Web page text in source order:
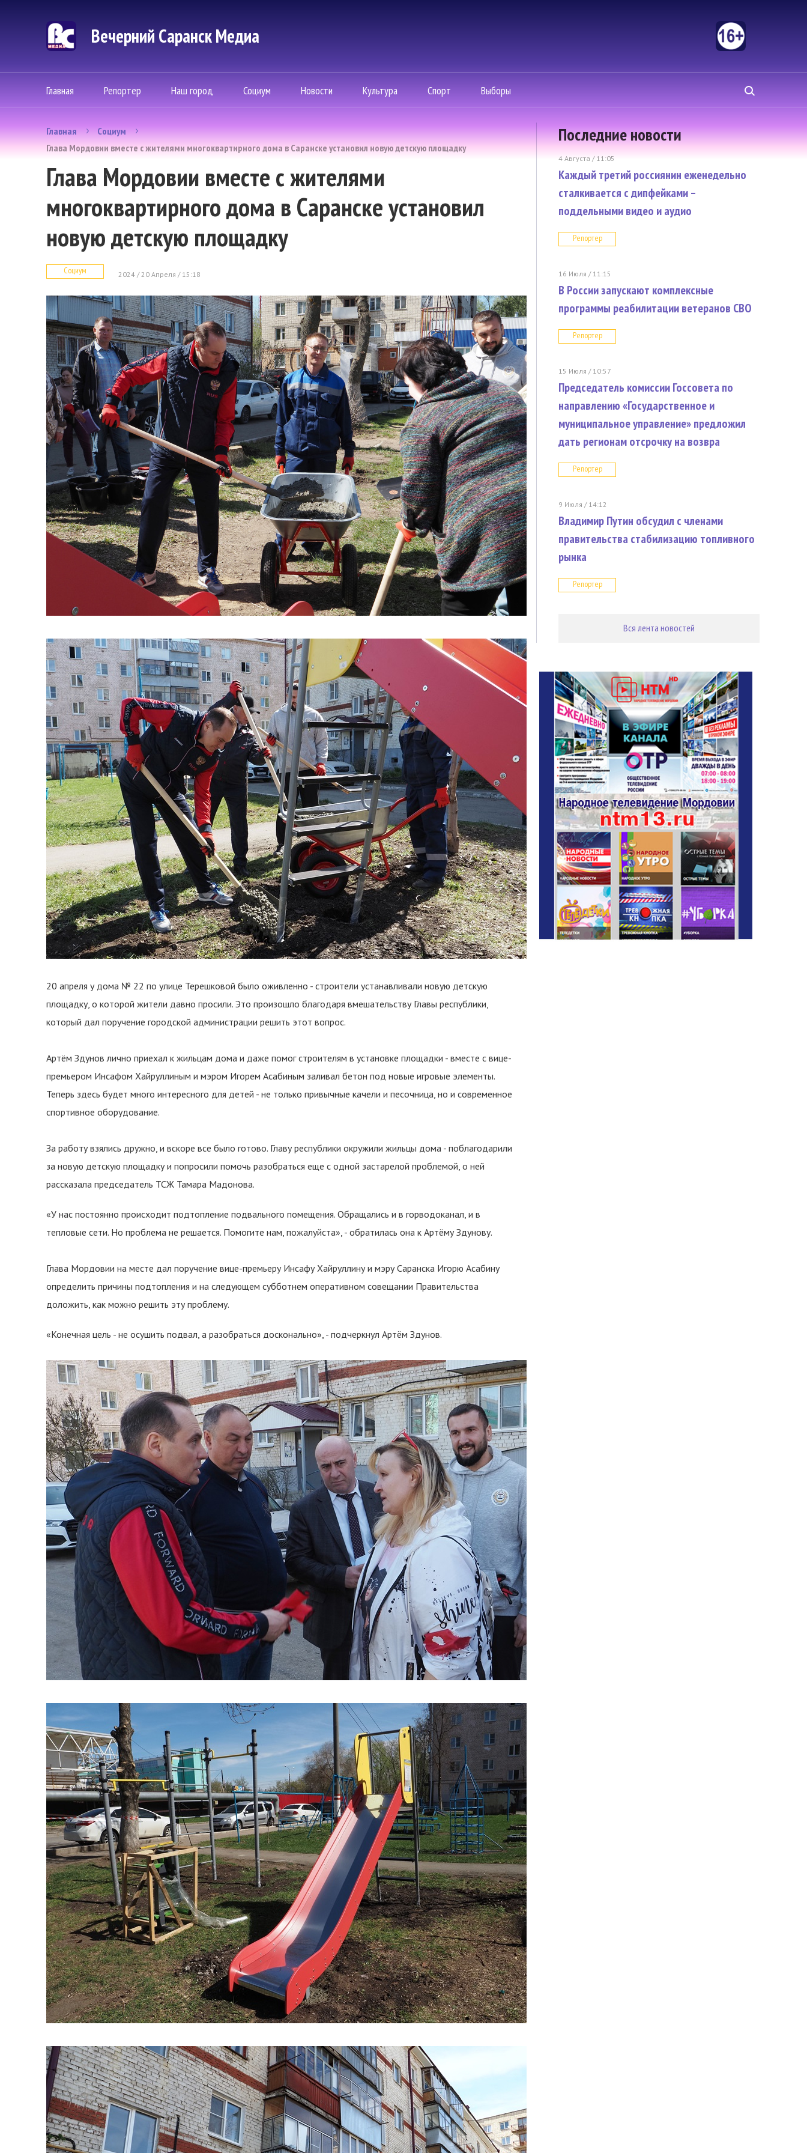
Вечерний Саранск Mедиа
Главная Репортер Наш город Социум Новости Культура Спорт Выборы
Главная
Социум
Глава Мордовии вместе с жителями многоквартирного дома в Саранске установил новую детскую площадку
Глава Мордовии вместе с жителями
многоквартирного дома в Саранске установил
новую детскую площадку
Социум 2024 / 20 Апреля / 15:18
20 апреля у дома № 22 по улице Терешковой было оживленно - строители устанавливали новую детскую
площадку, о которой жители давно просили. Это произошло благодаря вмешательству Главы республики,
который дал поручение городской администрации решить этот вопрос.
Артём Здунов лично приехал к жильцам дома и даже помог строителям в установке площадки - вместе с вице-
премьером Инсафом Хайруллиным и мэром Игорем Асабиным заливал бетон под новые игровые элементы.
Теперь здесь будет много интересного для детей - не только привычные качели и песочница, но и современное
спортивное оборудование.
За работу взялись дружно, и вскоре все было готово. Главу республики окружили жильцы дома - поблагодарили
за новую детскую площадку и попросили помочь разобраться еще с одной застарелой проблемой, о ней
рассказала председатель ТСЖ Тамара Мадонова.
«У нас постоянно происходит подтопление подвального помещения. Обращались и в горводоканал, и в
тепловые сети. Но проблема не решается. Помогите нам, пожалуйста», - обратилась она к Артёму Здунову.
Глава Мордовии на месте дал поручение вице-премьеру Инсафу Хайруллину и мэру Саранска Игорю Асабину
определить причины подтопления и на следующем субботнем оперативном совещании Правительства
доложить, как можно решить эту проблему.
«Конечная цель - не осушить подвал, а разобраться досконально», - подчеркнул Артём Здунов.
Последние новости
4 Августа / 11:05
Каждый третий россиянин еженедельно
сталкивается с дипфейками –
поддельными видео и аудио
Репортер
16 Июля / 11:15
В России запускают комплексные
программы реабилитации ветеранов СВО
Репортер
15 Июля / 10:57
Председатель комиссии Госсовета по
направлению «Государственное и
муниципальное управление» предложил
дать регионам отсрочку на возвра
Репортер
9 Июля / 14:12
Владимир Путин обсудил с членами
правительства стабилизацию топливного
рынка
Репортер
Вся лента новостей